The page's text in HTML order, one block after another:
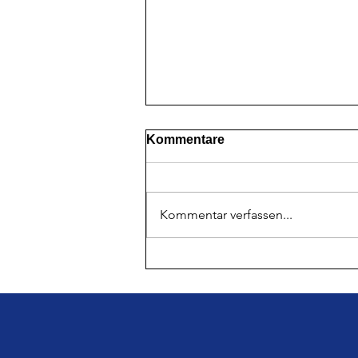
unsere E2!
Kommentare
Kommentar verfassen...